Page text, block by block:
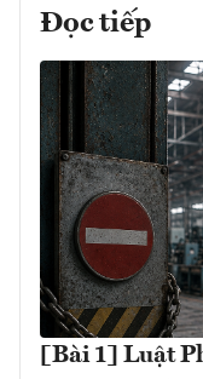
Đọc tiếp
[Bài 1] Luật